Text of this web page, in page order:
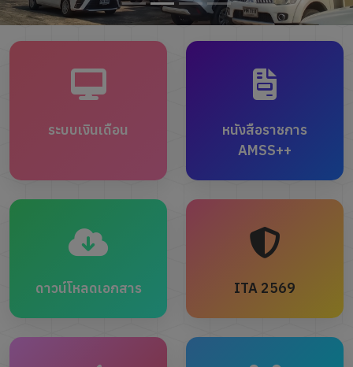
ระบบเงินเดือน
หนังสือราชการ
AMSS++
ดาวน์โหลดเอกสาร ITA 2569